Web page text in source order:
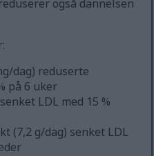
også dannelsen
dag) reduserte
på 6 uker
LDL med 15 %
(7,2 g/dag) senket LDL